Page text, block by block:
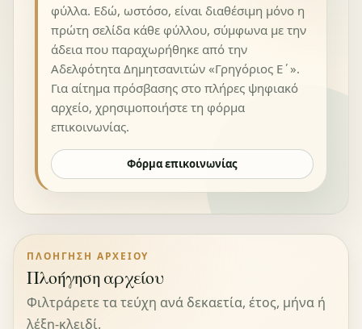
φύλλα. Εδώ, ωστόσο, είναι διαθέσιμη μόνο η
πρώτη σελίδα κάθε φύλλου, σύμφωνα με την
άδεια που παραχωρήθηκε από την
Αδελφότητα Δημητσανιτών «Γρηγόριος Ε΄».
Για αίτημα πρόσβασης στο πλήρες ψηφιακό
αρχείο, χρησιμοποιήστε τη φόρμα
επικοινωνίας.
Φόρμα επικοινωνίας
ΠΛΟΉΓΗΣΗ ΑΡΧΕΊΟΥ
Πλοήγηση αρχείου
Φιλτράρετε τα τεύχη ανά δεκαετία, έτος, μήνα ή
λέξη-κλειδί.